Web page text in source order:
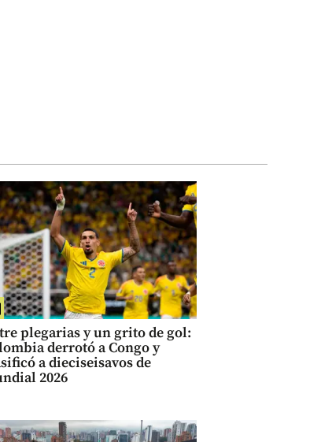
plegarias y un grito de gol:
derrotó a Congo y
a dieciseisavos de
2026